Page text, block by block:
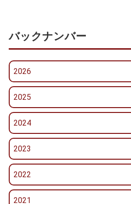
バックナンバー
2026
2025
2024
2023
2022
2021